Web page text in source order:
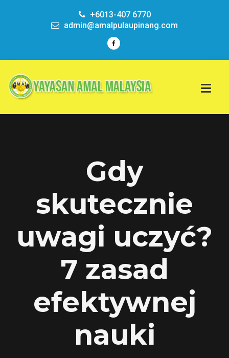
+6013-407 6770
admin@amalpulaupinang.com
Gdy
skutecznie
uwagi uczyć?
7 zasad
efektywnej
nauki